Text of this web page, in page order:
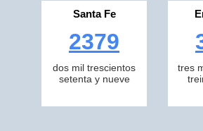
Santa Fe
2379
dos mil trescientos
setenta y nueve
tres